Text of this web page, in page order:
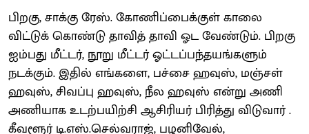
பிறகு, சாக்கு ரேஸ். கோணிப்பைக்குள் காலை
விட்டுக் கொண்டு தாவித் தாவி ஓட வேண்டும். பிறகு
ஐம்பது மீட்டர், நூறு மீட்டர் ஓட்டப்பந்தயங்களும்
நடக்கும். இதில் எங்களை, பச்சை ஹவுஸ், மஞ்சள்
ஹவுஸ், சிவப்பு ஹவுஸ், நீல ஹவுஸ் என்று அணி
அணியாக உடற்பயிற்சி ஆசிரியர் பிரித்து விடுவார் .
கீவளூர் டி.எஸ்.செல்வராஜ், பழனிவேல்,